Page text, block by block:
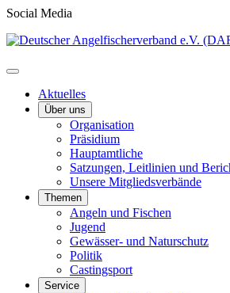
Social Media
Aktuelles
Über uns
Organisation
Präsidium
Hauptamtliche
Satzungen, Leitlinien und
Unsere Mitgliedsverbände
Themen
Angeln und Fischen
Jugend
Gewässer- und Naturschutz
Politik
Castingsport
Service